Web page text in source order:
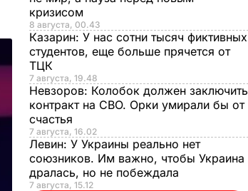
кризисом
8 августа, 00.43
Казарин: У нас сотни тысяч фиктивных
студентов, еще больше прячется от
ТЦК
7 августа, 19.48
Невзоров: Колобок должен заключить
контракт на СВО. Орки умирали бы от
счастья
7 августа, 16.02
Левин: У Украины реально нет
союзников. Им важно, чтобы Украина
дралась, но не побеждала
7 августа, 15.12